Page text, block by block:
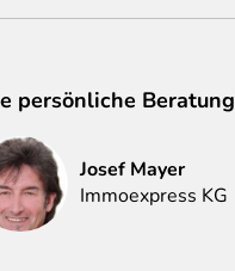
persönliche Beratung
Josef Mayer
Immoexpress KG